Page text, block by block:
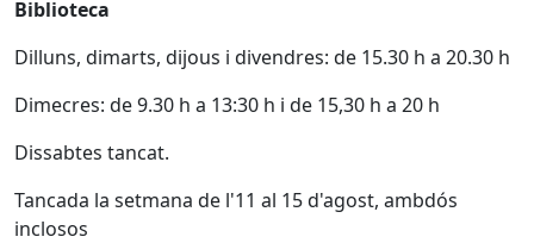
Biblioteca
Dilluns, dimarts, dijous i divendres: de 15.30 h a 20.30 h
Dimecres: de 9.30 h a 13:30 h i de 15,30 h a 20 h
Dissabtes tancat.
Tancada la setmana de l'11 al 15 d'agost, ambdós
inclosos